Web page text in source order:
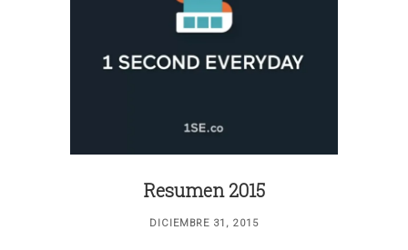
Resumen 2015
DICIEMBRE 31, 2015